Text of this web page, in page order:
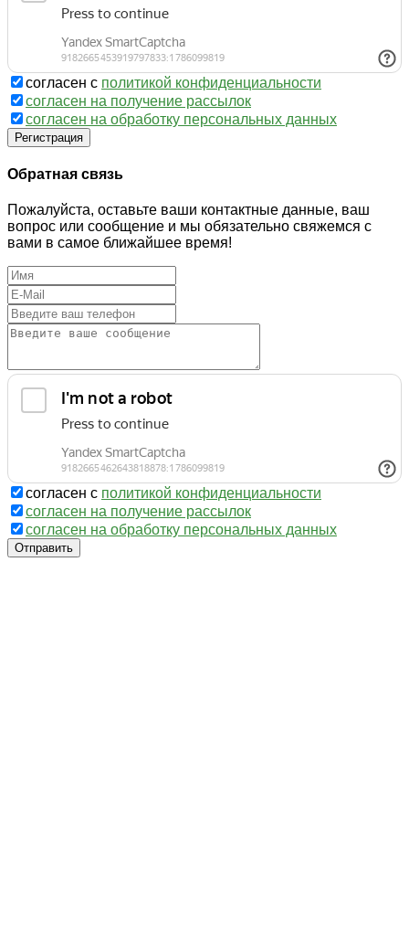
согласен с политикой конфиденциальности
согласен на получение рассылок
согласен на обработку персональных данных
Регистрация
Обратная связь
Пожалуйста, оставьте ваши контактные данные, ваш
вопрос или сообщение и мы обязательно свяжемся с
вами в самое ближайшее время!
согласен с политикой конфиденциальности
согласен на получение рассылок
согласен на обработку персональных данных
Отправить